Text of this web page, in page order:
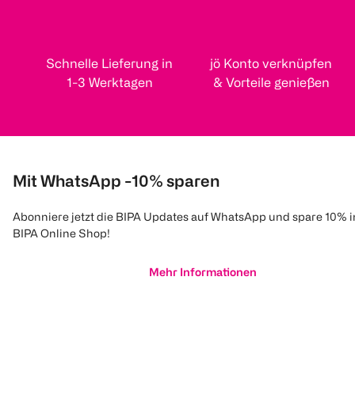
Schnelle Lieferung in
1-3 Werktagen
jö Konto verknüpfen
& Vorteile genießen
Mit WhatsApp -10% sparen
Abonniere jetzt die BIPA Updates auf WhatsApp und spare 10%
BIPA Online Shop!
Mehr Informationen